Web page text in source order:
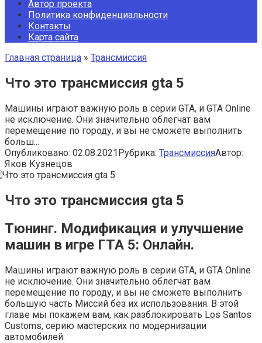
Автор проекта
Политика конфиденциальности
Контакты
Карта сайта
Главная страница » Трансмиссия
Что это трансмиссия gta 5
Машины играют важную роль в серии GTA, и GTA Online
не исключение. Они значительно облегчат вам
перемещение по городу, и вы не сможете выполнить
больш...
Опубликовано: 02.08.2021Рубрика: ТрансмиссияАвтор:
Яков Кузнецов
Что это трансмиссия gta 5
Тюнинг. Модификация и улучшение
машин в игре ГТА 5: Онлайн.
Машины играют важную роль в серии GTA, и GTA Online
не исключение. Они значительно облегчат вам
перемещение по городу, и вы не сможете выполнить
большую часть Миссий без их использования. В этой
главе мы покажем вам, как разблокировать Los Santos
Customs, серию мастерских по модернизации
автомобилей.